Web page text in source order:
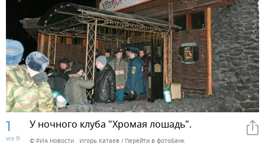
1
из 9
У ночного клуба "Хромая лошадь".
© РИА Новости . Игорь Катаев Перейти в фотобанк